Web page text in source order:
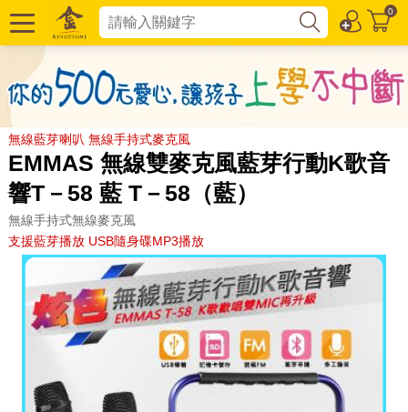
0
無線藍芽喇叭 無線手持式麥克風
EMMAS 無線雙麥克風藍芽行動K歌音
響T－58 藍 T－58（藍）
無線手持式無線麥克風
支援藍芽播放 USB隨身碟MP3播放